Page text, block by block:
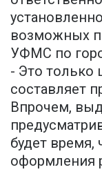
возможных
УФМС по
- Это только
составляет
Впрочем,
будет время,
оформления